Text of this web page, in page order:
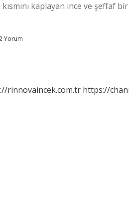
kaplayan ince ve şeffaf
Yorum
rinnovaincek.com.tr https://